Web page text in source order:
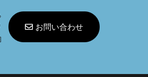
お問い合わせ